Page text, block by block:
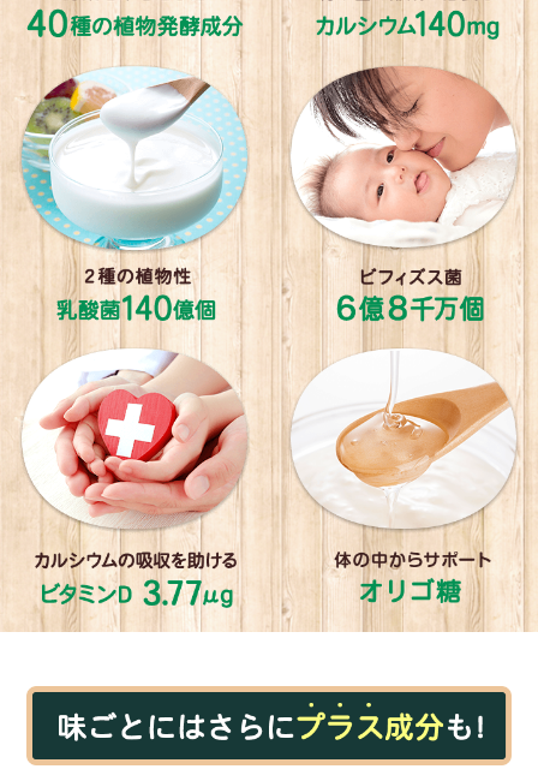
上の子が幼稚園へ入園し、風邪ばかりひいていたので、
野菜嫌いもあり食生活を改善したかった為に購入しまし
た。私の食事作りも楽になり、美味しく続けられてい
るので助かっています。ありがとうございます！
リピーター はなちゅん
2018年11月22日
★★★★★ 利用歴：6ヶ月目
野菜嫌いで栄養面が心配ではじめました。青汁、という
と嫌な顔されていましたが牛乳がだいすきでまぜるとと
っても飲みやすく毎日ごくごく飲んでくれててとてもい
いです(^_^)！これからの時期に乳酸菌の活躍に期待大
です！
リピーター にーの
2018年11月9日
★★★★★
娘のおなかの話をしたら、お友達からこどもフルーツ青
汁の事を教えていただきました。飲めるか心配していま
したが、娘は美味しい美味しいと毎日寝る前に飲んでい